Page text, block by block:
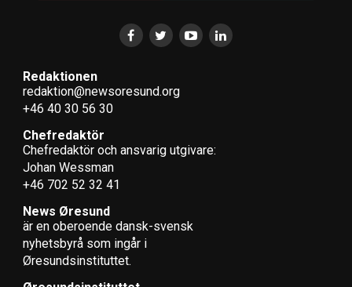
Redaktionen
redaktion@newsoresund.org
+46 40 30 56 30
Chefredaktör
Chefredaktör och ansvarig utgivare:
Johan Wessman
+46 702 52 32 41
News Øresund
är en oberoende dansk-svensk
nyhets­byrå som ingår i
Øresundsinstituttet.